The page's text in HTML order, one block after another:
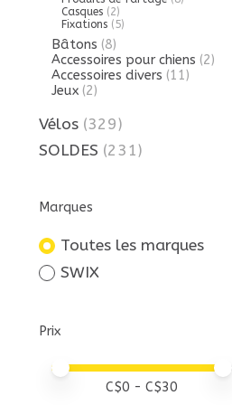
Casques (2)
Fixations (5)
Bâtons (8)
Accessoires pour chiens (2)
Accessoires divers (11)
Jeux (2)
Vélos (329)
SOLDES (231)
Marques
Toutes les marques
SWIX
Prix
Prix minimum
Price maximum value
C$0 - C$30